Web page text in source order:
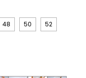
48 50 52